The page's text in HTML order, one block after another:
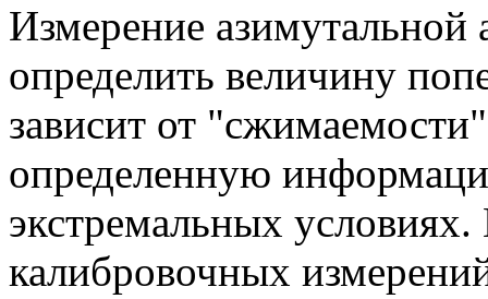
Измерение азимутальной
определить величину
зависит от
определенную
экстремальных
калибровочных